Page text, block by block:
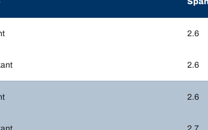
2.6
2.6
2.6